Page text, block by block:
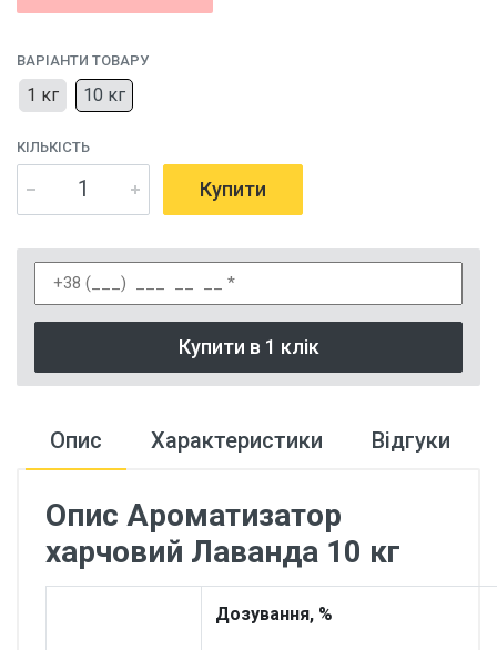
ВАРІАНТИ ТОВАРУ
1 кг 10 кг
КІЛЬКІСТЬ
Купити
Купити в 1 клік
Опис Характеристики Відгуки
Опис Ароматизатор
харчовий Лаванда 10 кг
Дозування, %